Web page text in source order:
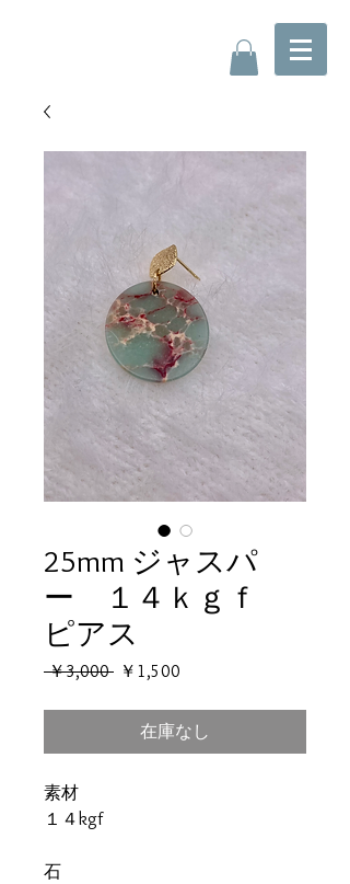
25mm ジャスパ
ー １４ｋｇｆ
ピアス
￥3,000 通
価
￥1,500
ル
価
在庫なし
素材
１４kgf
石